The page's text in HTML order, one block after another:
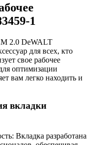
1
2.0 DeWALT
для всех, кто
свое рабочее
оптимизации
вам легко находить и
вкладки
Вкладка разработана